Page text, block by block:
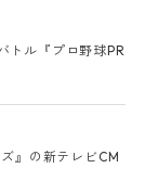
トル『プロ野球PR
』の新テレビCM